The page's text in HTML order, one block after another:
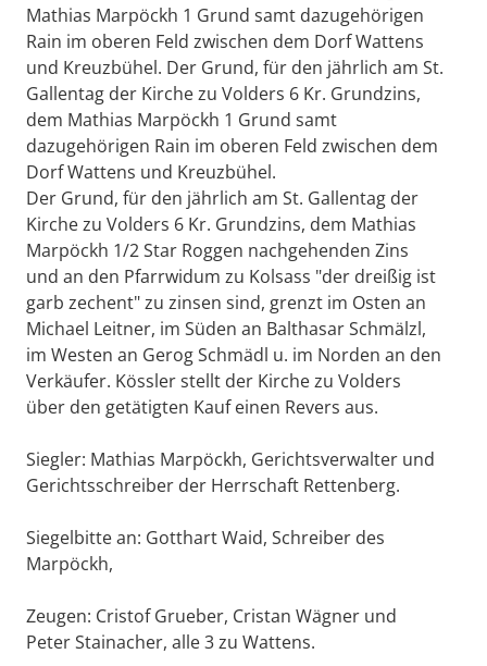
Mathias Marpöckh 1 Grund samt dazugehörigen
Rain im oberen Feld zwischen dem Dorf Wattens
und Kreuzbühel. Der Grund, für den jährlich am St.
Gallentag der Kirche zu Volders 6 Kr. Grundzins,
dem Mathias Marpöckh 1 Grund samt
dazugehörigen Rain im oberen Feld zwischen dem
Dorf Wattens und Kreuzbühel.
Der Grund, für den jährlich am St. Gallentag der
Kirche zu Volders 6 Kr. Grundzins, dem Mathias
Marpöckh 1/2 Star Roggen nachgehenden Zins
und an den Pfarrwidum zu Kolsass "der dreißig ist
garb zechent" zu zinsen sind, grenzt im Osten an
Michael Leitner, im Süden an Balthasar Schmälzl,
im Westen an Gerog Schmädl u. im Norden an den
Verkäufer. Kössler stellt der Kirche zu Volders
über den getätigten Kauf einen Revers aus.
Siegler: Mathias Marpöckh, Gerichtsverwalter und
Gerichtsschreiber der Herrschaft Rettenberg.
Siegelbitte an: Gotthart Waid, Schreiber des
Marpöckh,
Zeugen: Cristof Grueber, Cristan Wägner und
Peter Stainacher, alle 3 zu Wattens.